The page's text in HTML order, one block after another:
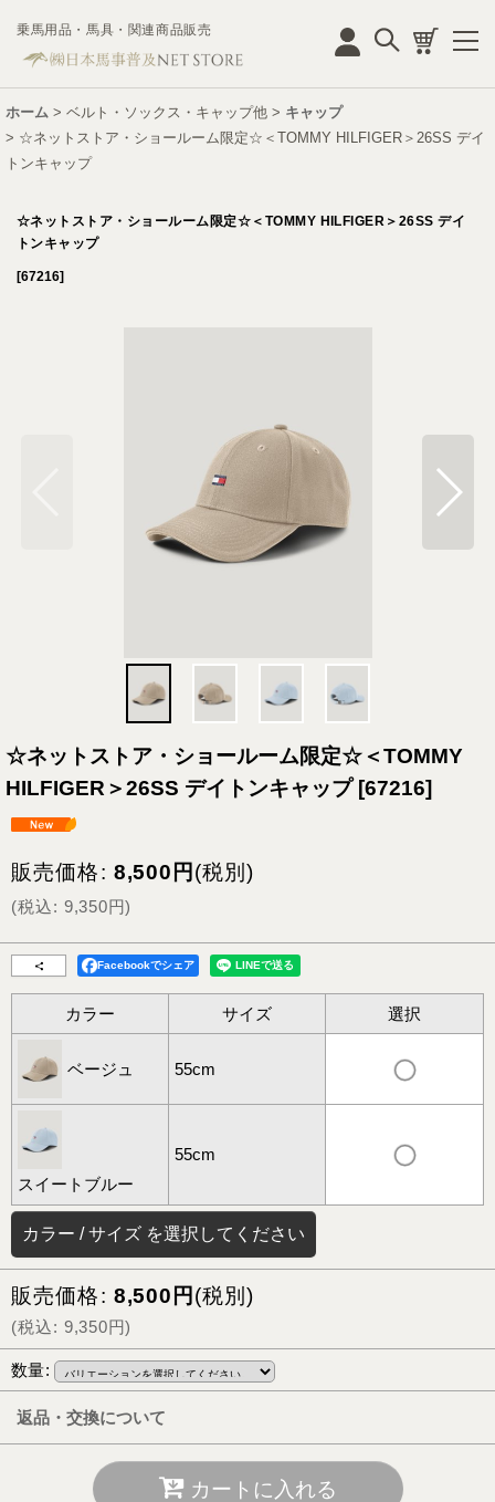
乗馬用品・馬具・関連商品販売
ホーム > ベルト・ソックス・キャップ他 > キャップ
> ☆ネットストア・ショールーム限定☆＜TOMMY HILFIGER＞26SS デイ
トンキャップ
☆ネットストア・ショールーム限定☆＜TOMMY HILFIGER＞26SS デイ
トンキャップ
[67216]
☆ネットストア・ショールーム限定☆＜TOMMY
HILFIGER＞26SS デイトンキャップ [67216]
販売価格: 8,500 円 (税別)
(税込: 9,350円)
Facebookでシェア
カラー サイズ 選択
ベージュ 55cm
スイートブルー
55cm
カラー / サイズ を選択してください
販売価格: 8,500 円 (税別)
(税込: 9,350円)
数量:
返品・交換について
カートに入れる